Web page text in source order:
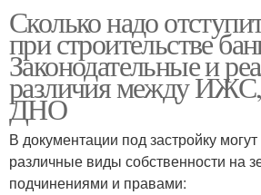
Сколько надо
при строительстве
Законодательные и
различия между
ДНО
В документации под застройку
различные виды собственности на
подчинениями и правами: